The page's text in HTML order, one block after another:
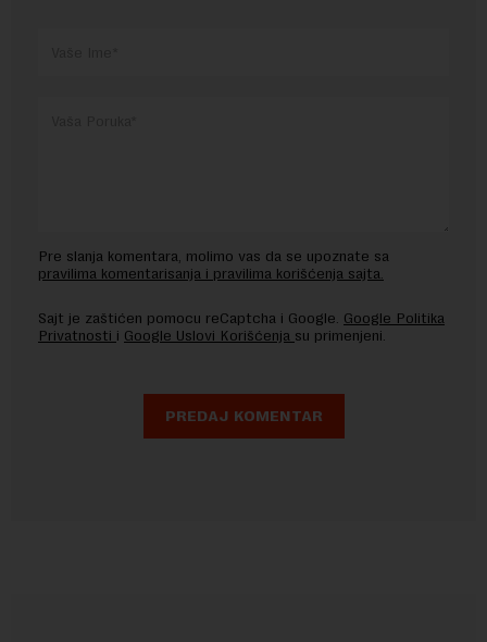
Pre slanja komentara, molimo vas da se upoznate sa
pravilima komentarisanja i pravilima korišćenja sajta.
Sajt je zaštićen pomocu reCaptcha i Google. Google Politika
Privatnosti i Google Uslovi Korišćenja su primenjeni.